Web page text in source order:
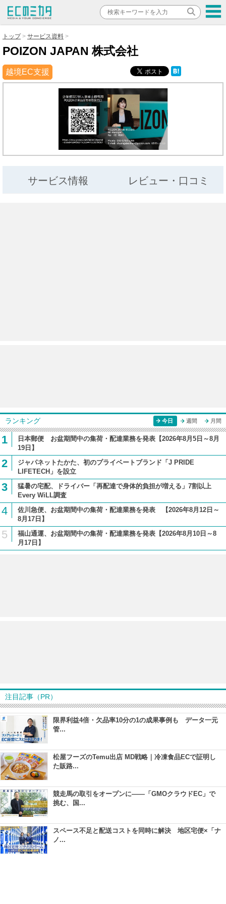
トップ サービス資料
POIZON JAPAN 株式会社
越境EC支援
サービス情報 レビュー・口コミ
ランキング 今日 週間 月間
1
日本郵便 お盆期間中の集荷・配達業務を発表【2026年8月5日～8月
19日】
2
ジャパネットたかた、初のプライベートブランド「J PRIDE
LIFETECH」を設立
3
猛暑の宅配、ドライバー「再配達で身体的負担が増える」7割以上
Every WiLL調査
4
佐川急便、お盆期間中の集荷・配達業務を発表 【2026年8月12日～
8月17日】
5
福山通運、お盆期間中の集荷・配達業務を発表【2026年8月10日～8
月17日】
注目記事（PR）
限界利益4倍・欠品率10分の1の成果事例も データ一元
管...
松屋フーズのTemu出店 MD戦略｜冷凍食品ECで証明し
た販路...
競走馬の取引をオープンに――「GMOクラウドEC」で
挑む、国...
スペース不足と配送コストを同時に解決 地区宅便×「ナ
ノ...